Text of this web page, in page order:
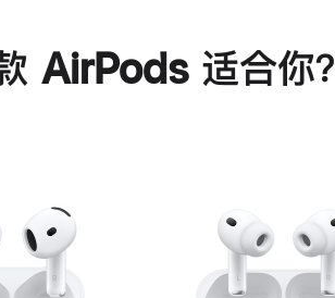
AirPods 适合你？